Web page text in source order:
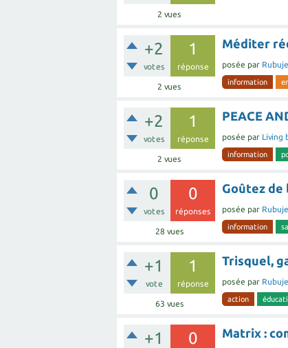
2 vues
+2
votes
1
réponse
2 vues
Méditer
posée par
information
+2
votes
1
réponse
2 vues
PEACE
posée par Living
information
0
votes
0
réponses
28 vues
Goûtez de
posée par
information
+1
vote
1
réponse
63 vues
Trisquel,
posée par
action
+1 0 Matrix :